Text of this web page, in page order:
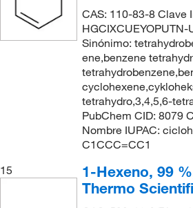
CAS: 110-83-8 Clave
HGCIXCUEYOPUTN-
Sinónimo:
ene,benzene
tetrahydro,3,4,5,6-
PubChem CID: 8079
Nombre IUPAC:
C1CCC=CC1
15
1-Hexeno, 99
Thermo